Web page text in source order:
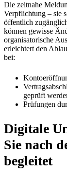
Die zeitnahe
Verpflichtung – sie
öffentlich
können gewisse
organisatorische
erleichtert den
bei:
geprüft
Prüfungen
Digitale
Sie nach
begleitet